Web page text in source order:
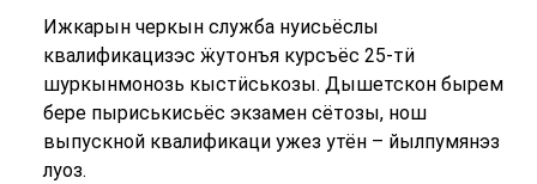
Ижкарын черкын служба нуисьёслы
квалификацизэс ӝутонъя курсъёс 25-тӥ
шуркынмонозь кыстӥськозы. Дышетскон бырем
бере пыриськисьёс экзамен сётозы, нош
выпускной квалификаци ужез утён – йылпумянэз
луоз.